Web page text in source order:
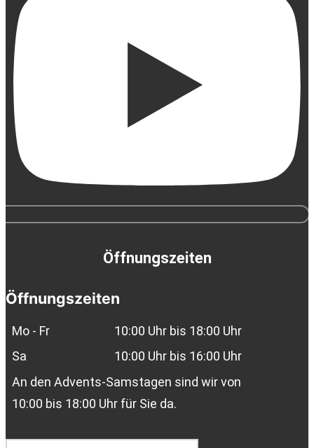
Öffnungszeiten
Öffnungszeiten
Mo - Fr
10:00 Uhr bis 18:00 Uhr
Sa
10:00 Uhr bis 16:00 Uhr
An den Advents-Samstagen sind wir von
10:00 bis 18:00 Uhr für Sie da.